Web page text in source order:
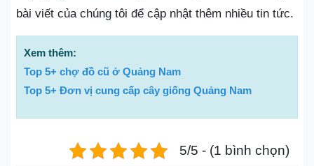
bài viết của chúng tôi để cập nhật thêm nhiều tin tức.
Xem thêm:
Top 5+ chợ đồ cũ ở Quảng Nam
Top 5+ Đơn vị cung cấp cây giống Quảng Nam
5/5 - (1 bình chọn)